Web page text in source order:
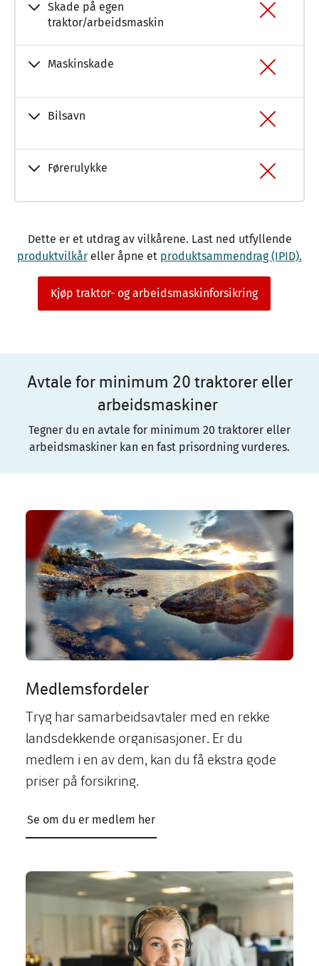
Skade på egen
traktor/arbeidsmaskin
Maskinskade
Bilsavn
Førerulykke
Dette er et utdrag av vilkårene. Last ned utfyllende
produktvilkår eller åpne et produktsammendrag (IPID).
Kjøp traktor- og arbeidsmaskinforsikring
Avtale for minimum 20 traktorer eller
arbeidsmaskiner
Tegner du en avtale for minimum 20 traktorer eller
arbeidsmaskiner kan en fast prisordning vurderes.
Image
Medlemsfordeler
Tryg har samarbeidsavtaler med en rekke
landsdekkende organisasjoner. Er du
medlem i en av dem, kan du få ekstra gode
priser på forsikring.
Se om du er medlem her
Image